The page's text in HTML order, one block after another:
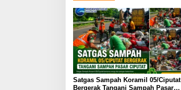
Satgas Sampah Koramil 05/Ciputat
Bergerak Tangani Sampah Pasar